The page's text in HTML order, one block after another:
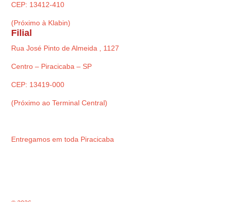
CEP: 13412-410
(Próximo à Klabin)
Filial
Rua José Pinto de Almeida , 1127
Centro – Piracicaba – SP
CEP: 13419-000
(Próximo ao Terminal Central)
Entregamos em toda Piracicaba